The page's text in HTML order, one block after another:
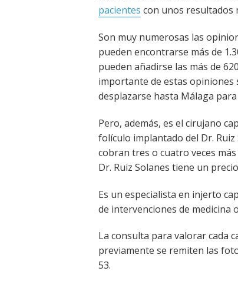
pacientes con unos resultados
Son muy numerosas las
pueden encontrarse más de
pueden añadirse las más de
importante de estas opiniones
desplazarse hasta Málaga
Pero, además, es el cirujano
folículo implantado del Dr.
cobran tres o cuatro veces
Dr. Ruiz Solanes tiene un
Es un especialista en injerto
de intervenciones de medicina
La consulta para valorar cada
previamente se remiten las
53.